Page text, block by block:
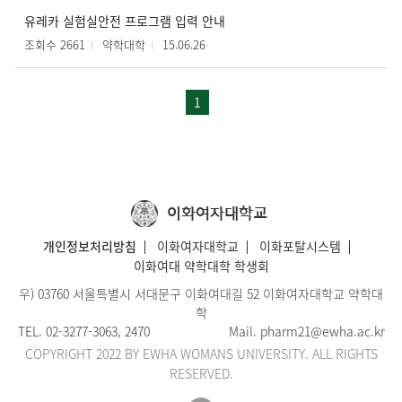
유레카 실험실안전 프로그램 입력 안내
조회수 2661 약학대학 15.06.26
1
이화여자대학교
개인정보처리방침 이화여자대학교
이화포탈시스템
이화여대 약학대학 학생회
우) 03760 서울특별시 서대문구 이화여대길 52 이화여자대학교 약학대
학
TEL. 02-3277-3063, 2470Mail. pharm21@ewha.ac.kr
COPYRIGHT 2022 BY EWHA WOMANS UNIVERSITY. ALL RIGHTS
RESERVED.